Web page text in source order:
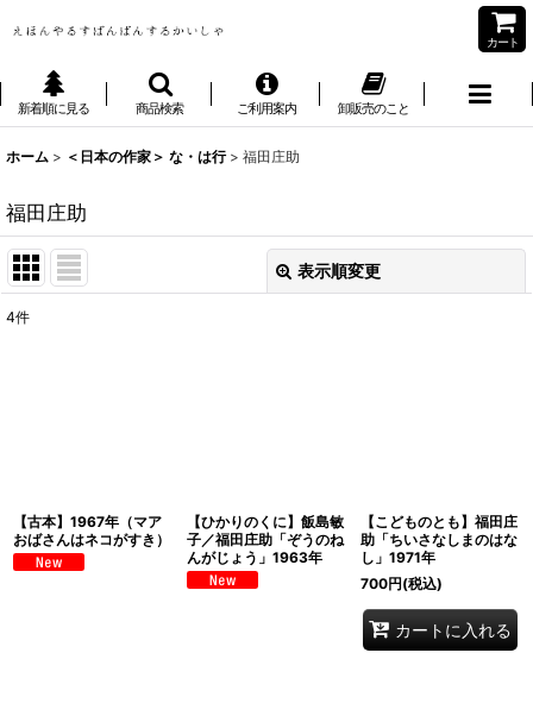
カート
新着順に見る 商品検索 ご利用案内 卸販売のこと
ホーム > ＜日本の作家＞ な・は行 > 福田庄助
福田庄助
表示順変更
4件
【古本】1967年（マア
おばさんはネコがすき）
【ひかりのくに】飯島敏
子／福田庄助「ぞうのね
んがじょう」1963年
【こどものとも】福田庄
助「ちいさなしまのはな
し」1971年
700円(税込)
カートに入れる